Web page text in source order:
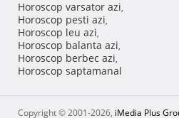
Horoscop varsator azi,
Horoscop pesti azi,
Horoscop leu azi,
Horoscop balanta azi,
Horoscop berbec azi,
Horoscop saptamanal
Copyright © 2001-2026, iMedia Plus